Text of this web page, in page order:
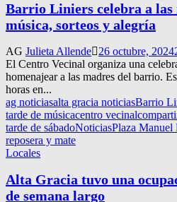
Barrio Liniers celebra a las
música, sorteos y alegría
AG Julieta Allende 26 octubre, 2024
El Centro Vecinal organiza una
homenajear a las madres del barrio.
horas en...
ag noticiasalta gracia noticiasBarrio
tarde de músicacentro vecinal
tarde de sábadoNoticiasPlaza Manuel
reposera y mate
Locales
Alta Gracia tuvo una
de semana largo